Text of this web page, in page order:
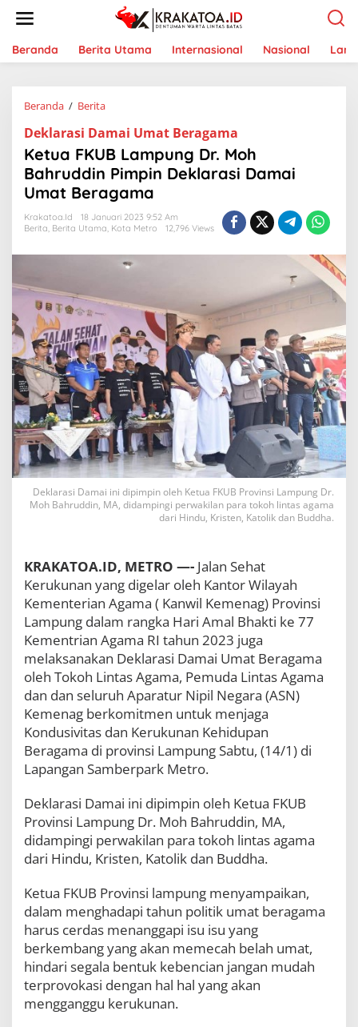
t
Beranda Berita Utama Internasional Nasional
Beranda / Berita
t
u
a
K
U
B
L
n
D
r
.
o
h
B
a
h
r
u
d
d
m
n
D
e
k
l
a
r
a
s
i
D
a
i
U
m
B
e
r
g
a
m
a
Deklarasi Damai Umat Beragama
Ketua FKUB Lampung Dr. Moh
Bahruddin Pimpin Deklarasi Damai
Umat Beragama
Krakatoa.id
18 Januari 2023 9:52 Am
Berita, Berita Utama, Kota Metro 12,796 Views
Deklarasi Damai ini dipimpin oleh Ketua FKUB Provinsi Lampung Dr.
Moh Bahruddin, MA, didampingi perwakilan para tokoh lintas agama
dari Hindu, Kristen, Katolik dan Buddha.
KRAKATOA.ID, METRO —- Jalan Sehat
Kerukunan yang digelar oleh Kantor Wilayah
Kementerian Agama ( Kanwil Kemenag) Provinsi
Lampung dalam rangka Hari Amal Bhakti ke 77
Kementrian Agama RI tahun 2023 juga
melaksanakan Deklarasi Damai Umat Beragama
oleh Tokoh Lintas Agama, Pemuda Lintas Agama
dan dan seluruh Aparatur Nipil Negara (ASN)
Kemenag berkomitmen untuk menjaga
Kondusivitas dan Kerukunan Kehidupan
Beragama di provinsi Lampung Sabtu, (14/1) di
Lapangan Samberpark Metro.
Deklarasi Damai ini dipimpin oleh Ketua FKUB
Provinsi Lampung Dr. Moh Bahruddin, MA,
didampingi perwakilan para tokoh lintas agama
dari Hindu, Kristen, Katolik dan Buddha.
Ketua FKUB Provinsi lampung menyampaikan,
dalam menghadapi tahun politik umat beragama
harus cerdas menanggapi isu isu yang
berkembang yang akan memecah belah umat,
hindari segala bentuk kebencian jangan mudah
terprovokasi dengan hal hal yang akan
mengganggu kerukunan.